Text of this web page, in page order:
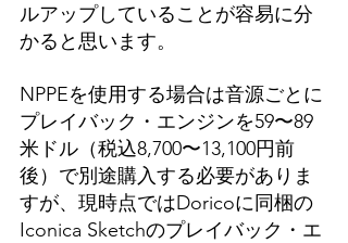
ルアップしていることが容易に分
かると思います。
NPPEを使用する場合は音源ごとに
プレイバック・エンジンを59〜89
米ドル（税込8,700〜13,100円前
後）で別途購入する必要がありま
すが、現時点ではDoricoに同梱の
Iconica Sketchのプレイバック・エ